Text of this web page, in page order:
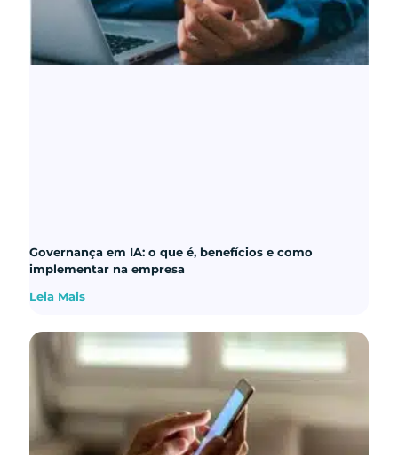
Governança em IA: o que é, benefícios e como
implementar na empresa
Leia Mais